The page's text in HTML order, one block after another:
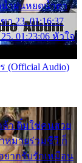
น้ำฝนหยดน้ำตา
า 23. 01:16:37
01:23:06 หัวใจ
(Official Audio)
ล้า ติ๋มใช่คนสวย
หมายร่วมชีวี ก็
ากรับรักเหมือน